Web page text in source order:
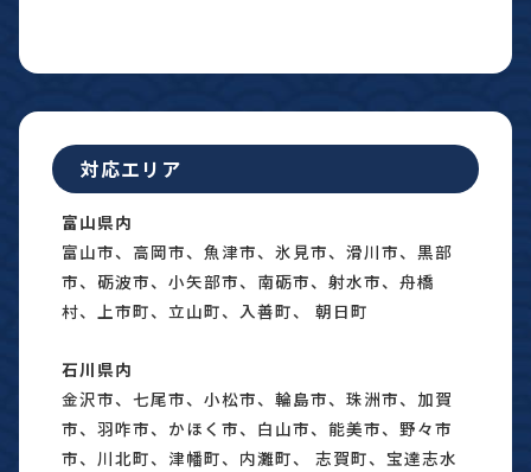
対応エリア
富山県内
富山市、高岡市、魚津市、氷見市、滑川市、黒部
市、砺波市、小矢部市、南砺市、射水市、舟橋
村、上市町、立山町、入善町、 朝日町
石川県内
金沢市、七尾市、小松市、輪島市、珠洲市、加賀
市、羽咋市、かほく市、白山市、能美市、野々市
市、川北町、津幡町、内灘町、 志賀町、宝達志水